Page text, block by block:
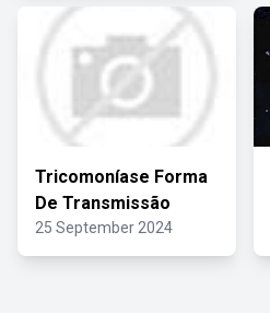
Tricomoníase Forma
De Transmissão
25 September 2024